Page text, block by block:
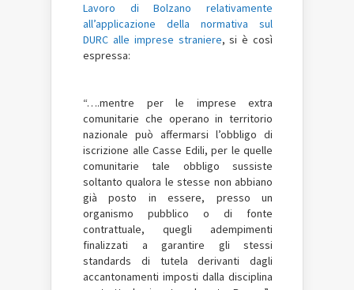
Lavoro di Bolzano relativamente
all’applicazione della normativa sul
DURC alle imprese straniere, si è così
espressa:
“….mentre per le imprese extra
comunitarie che operano in territorio
nazionale può affermarsi l’obbligo di
iscrizione alle Casse Edili, per le quelle
comunitarie tale obbligo sussiste
soltanto qualora le stesse non abbiano
già posto in essere, presso un
organismo pubblico o di fonte
contrattuale, quegli adempimenti
finalizzati a garantire gli stessi
standards di tutela derivanti dagli
accantonamenti imposti dalla disciplina